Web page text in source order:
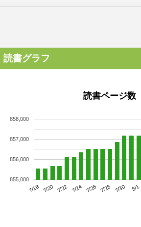
読書グラフ
読書ページ数
7/18 7/20 7/22 7/24 7/26 7/28 7/30 8/1
855,000
856,000
857,000
858,000